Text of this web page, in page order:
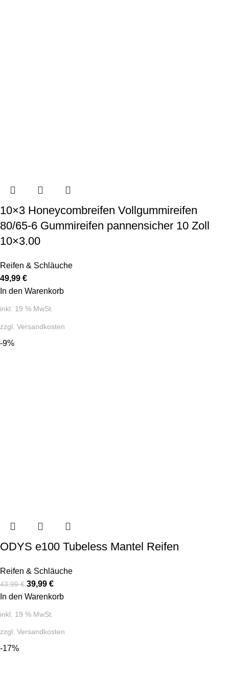
10×3 Honeycombreifen Vollgummireifen
80/65-6 Gummireifen pannensicher 10 Zoll
10×3.00
Reifen & Schläuche
49,99 €
In den Warenkorb
inkl. 19 % MwSt.
zzgl. Versandkosten
-9%
ODYS e100 Tubeless Mantel Reifen
Reifen & Schläuche
43,99€ 39,99 €
In den Warenkorb
inkl. 19 % MwSt.
zzgl. Versandkosten
-17%